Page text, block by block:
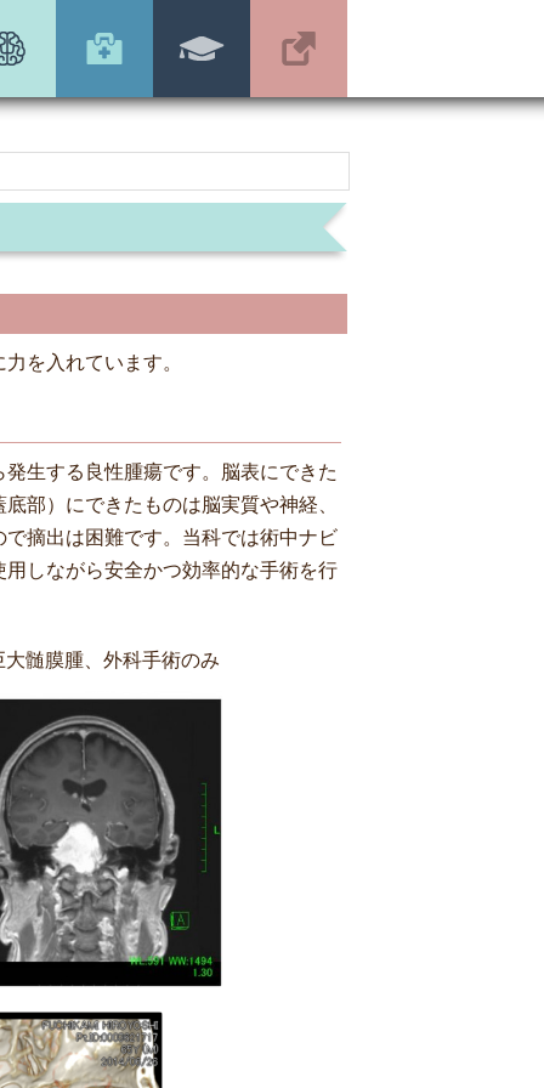
を入れています。
生する良性腫瘍です。脳表にできた
部）にできたものは脳実質や神経、
摘出は困難です。当科では術中ナビ
しながら安全かつ効率的な手術を行
髄膜腫、外科手術のみ